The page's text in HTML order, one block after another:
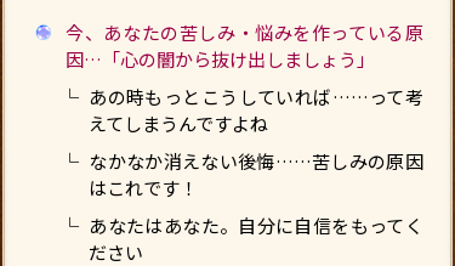
今、あなたの苦しみ・悩みを作っている原
因…「心の闇から抜け出しましょう」
あの時もっとこうしていれば……って考
えてしまうんですよね
なかなか消えない後悔……苦しみの原因
はこれです！
あなたはあなた。自分に自信をもってく
ださい